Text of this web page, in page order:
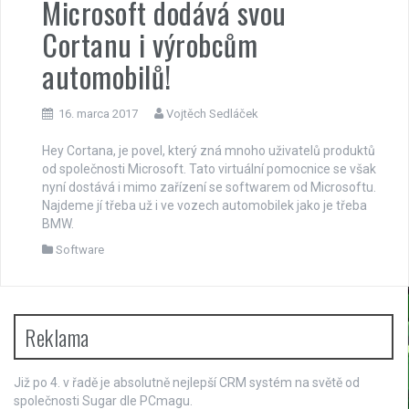
Microsoft dodává svou
Cortanu i výrobcům
automobilů!
16. marca 2017 Vojtěch Sedláček
Hey Cortana, je povel, který zná mnoho uživatelů produktů
od společnosti Microsoft. Tato virtuální pomocnice se však
nyní dostává i mimo zařízení se softwarem od Microsoftu.
Najdeme jí třeba už i ve vozech automobilek jako je třeba
BMW.
Software
Reklama
Již po 4. v řadě je absolutně nejlepší CRM systém na světě od
společnosti Sugar dle PCmagu.